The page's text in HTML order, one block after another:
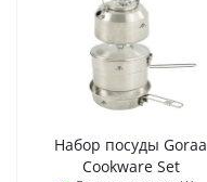
Набор посуды Goraa
Cookware Set